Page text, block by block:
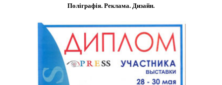
Поліграфія. Реклама. Дизайн.